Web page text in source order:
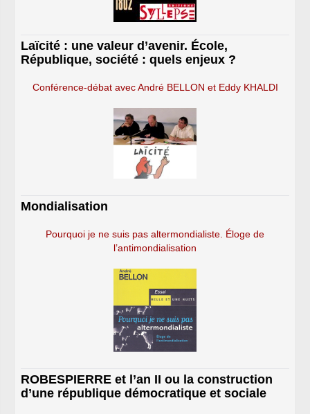
Laïcité : une valeur d’avenir. École,
République, société : quels enjeux ?
Conférence-débat avec André BELLON et Eddy KHALDI
Mondialisation
Pourquoi je ne suis pas altermondialiste. Éloge de
l’antimondialisation
ROBESPIERRE et l’an II ou la construction
d’une république démocratique et sociale